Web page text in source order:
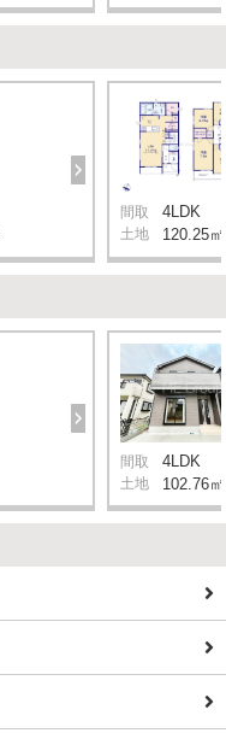
間取 4LDK
土地 120.25㎡
間取 4LDK
土地 102.76㎡